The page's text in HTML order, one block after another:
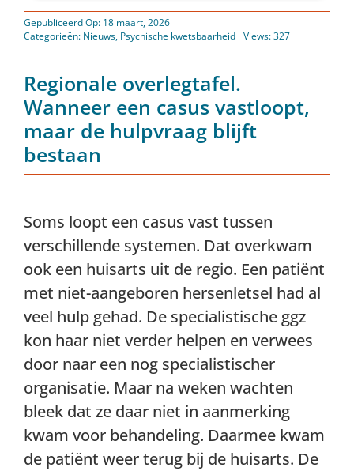
Gepubliceerd Op: 18 maart, 2026
Categorieën: Nieuws, Psychische kwetsbaarheid Views: 327
Regionale overlegtafel.
Wanneer een casus vastloopt,
maar de hulpvraag blijft
bestaan
Soms loopt een casus vast tussen
verschillende systemen. Dat overkwam
ook een huisarts uit de regio. Een patiënt
met niet-aangeboren hersenletsel had al
veel hulp gehad. De specialistische ggz
kon haar niet verder helpen en verwees
door naar een nog specialistischer
organisatie. Maar na weken wachten
bleek dat ze daar niet in aanmerking
kwam voor behandeling. Daarmee kwam
de patiënt weer terug bij de huisarts. De